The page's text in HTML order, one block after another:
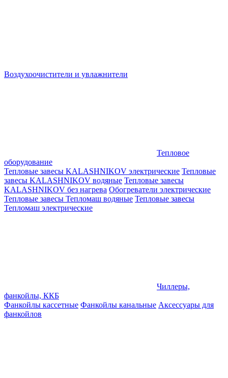
Воздухоочистители и увлажнители
Тепловое
оборудование
Тепловые завесы KALASHNIKOV электрические Тепловые
завесы KALASHNIKOV водяные Тепловые завесы
KALASHNIKOV без нагрева Обогреватели электрические
Тепловые завесы Тепломаш водяные Тепловые завесы
Тепломаш электрические
Чиллеры,
фанкойлы, ККБ
Фанкойлы кассетные Фанкойлы канальные Аксессуары для
фанкойлов